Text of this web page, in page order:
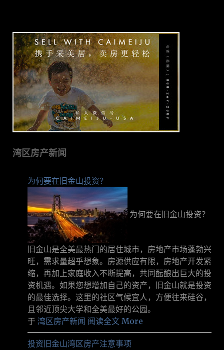
湾区房产新闻
为何要在旧金山投资？
为何要在旧金山投资？
旧金山是全美最热门的居住城市，房地产市场蓬勃兴
旺，需求量超乎想象。房源供应有限，房地产开发紧
缩，再加上家庭收入不断提高，共同酝酿出巨大的投
资机遇。如果您想增加自己的资产，旧金山就是投资
的最佳选择。这里的社区气候宜人，方便往来硅谷，
且邻近顶尖大学和全美最好的公园。
于 湾区房产新闻 阅读全文 More
投资旧金山湾区房产注意事项